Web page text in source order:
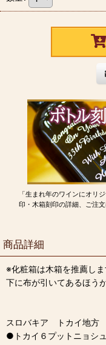
「生まれ年のワインにオリ
印・木箱刻印の詳細、ご注
商品詳細
※化粧箱は木箱を推薦し
下に布が引いてあるほう
スロバキア トカイ地方
●トカイ６プットニョシュ